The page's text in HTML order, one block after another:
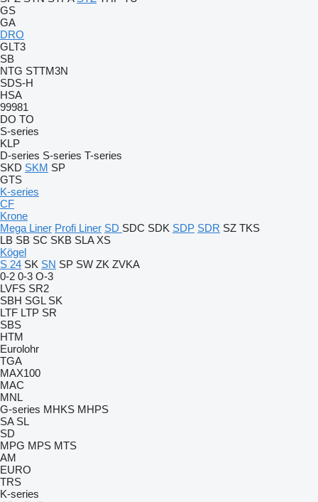
GS
GA
DRO
GLT3
SB
NTG STTM3N
SDS-H
HSA
99981
DO TO
S-series
KLP
D-series S-series T-series
SKD SKM SP
GTS
K-series
CF
Krone
Mega Liner Profi Liner SD SDC SDK SDP SDR SZ TKS
LB SB SC SKB SLA XS
Kögel
S 24 SK SN SP SW ZK ZVKA
0-2 0-3 O-3
LVFS SR2
SBH SGL SK
LTF LTP SR
SBS
HTM
Eurolohr
TGA
MAX100
MAC
MNL
G-series MHKS MHPS
SA SL
SD
MPG MPS MTS
AM
EURO
TRS
K-series